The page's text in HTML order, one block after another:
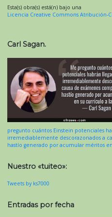
Esta(s) obra(s) está(n) bajo una
Licencia Creative Commons Atribución-
Carl Sagan.
pregunto cuántos Einstein potenciales
irremediablemente descorazonados a
hastío generado por acumular méritos
Nuestro «tuiteo»:
Tweets by ks7000
Entradas por fecha